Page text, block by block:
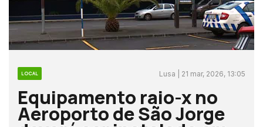
LOCAL Lusa | 21 mar, 2026, 13:05
Equipamento raio-x no
Aeroporto de São Jorge